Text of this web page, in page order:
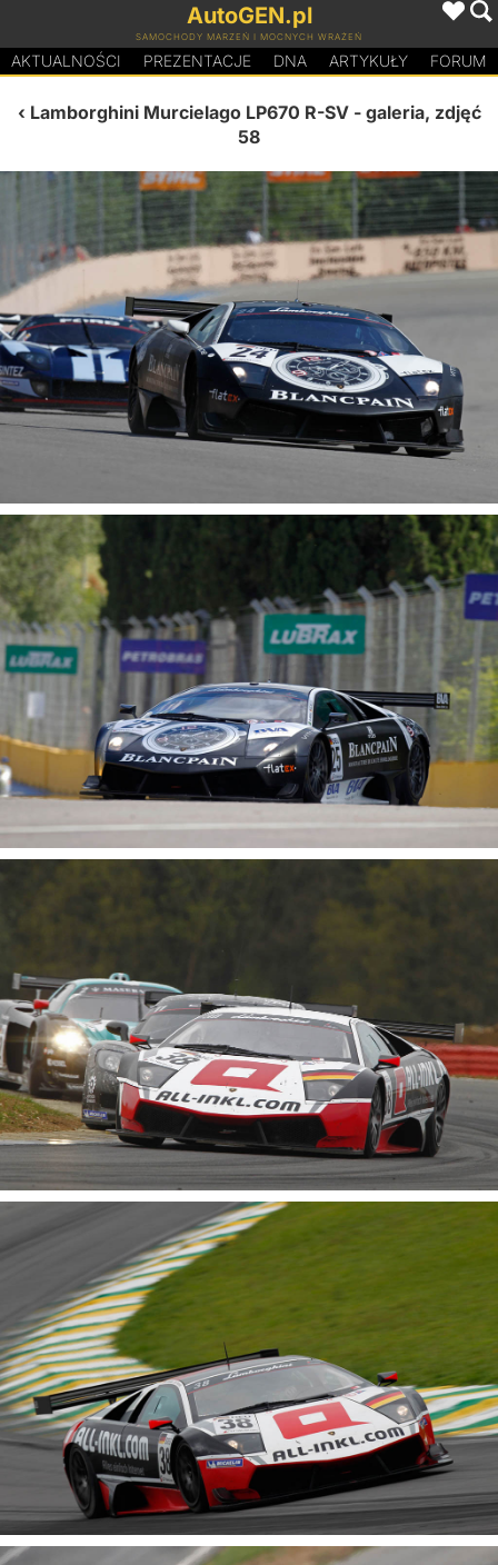
AutoGEN.pl
SAMOCHODY MARZEŃ I MOCNYCH WRAŻEŃ
AKTUALNOŚCI PREZENTACJE DNA ARTYKUŁY FORUM
Lamborghini Murcielago LP670 R-SV- galeria, zdjęć
58